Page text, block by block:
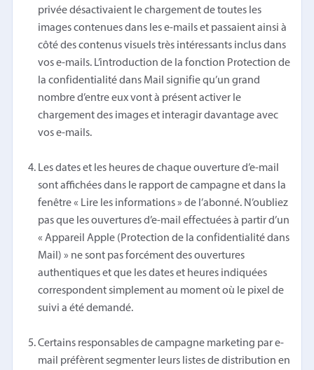
privée désactivaient le chargement de toutes les
images contenues dans les e-mails et passaient ainsi à
côté des contenus visuels très intéressants inclus dans
vos e-mails. L’introduction de la fonction Protection de
la confidentialité dans Mail signifie qu’un grand
nombre d’entre eux vont à présent activer le
chargement des images et interagir davantage avec
vos e-mails.
Les dates et les heures de chaque ouverture d’e-mail
sont affichées dans le rapport de campagne et dans la
fenêtre « Lire les informations » de l’abonné. N’oubliez
pas que les ouvertures d’e-mail effectuées à partir d’un
« Appareil Apple (Protection de la confidentialité dans
Mail) » ne sont pas forcément des ouvertures
authentiques et que les dates et heures indiquées
correspondent simplement au moment où le pixel de
suivi a été demandé.
Certains responsables de campagne marketing par e-
mail préfèrent segmenter leurs listes de distribution en